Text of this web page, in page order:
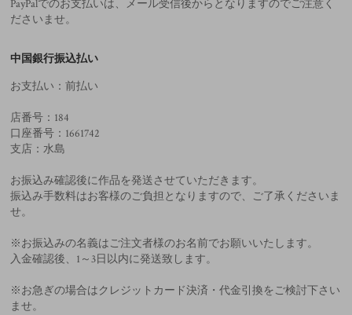
PayPalでのお支払いは、メール受信後からとなりますのでご注意く
ださいませ。
中国銀行振込払い
お支払い：前払い
店番号：184
口座番号：1661742
支店：水島
お振込み確認後に作品を発送させていただきます。
振込み手数料はお客様のご負担となりますので、ご了承くださいま
せ。
※お振込みの名義はご注文者様のお名前でお願いいたします。
入金確認後、1～3日以内に発送致します。
※お急ぎの場合はクレジットカード決済・代金引換をご検討下さい
ませ。